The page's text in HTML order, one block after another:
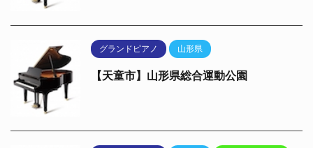
グランドピアノ 山形県
【天童市】山形県総合運動公園